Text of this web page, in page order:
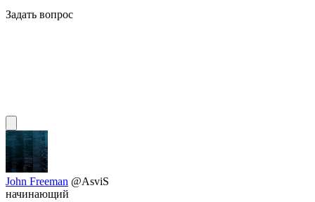
Задать вопрос
John Freeman @AsviS
начинающий